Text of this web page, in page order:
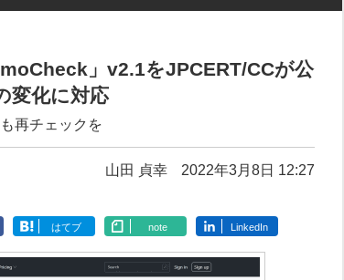
」v2.1をJPCERT/CCが公
変化に対応
再チェックを
山田 貞幸 2022年3月8日 12:27
はてブ note LinkedIn